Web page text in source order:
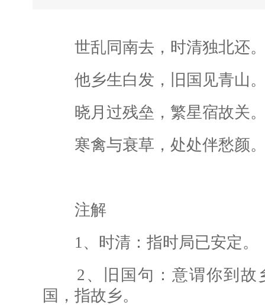
世乱同南去，时清独北还
他乡生白发，旧国见青山
晓月过残垒，繁星宿故关
寒禽与衰草，处处伴愁颜
注解
1、时清：指时局已安定。
2、旧国句：意谓你到故
国，指故乡。